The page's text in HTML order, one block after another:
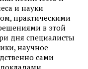
и науки
практическими
в этой
дня специалисты
научное
сами